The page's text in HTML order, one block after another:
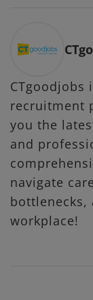
CTgoodjobs
recruitment
you the
and
navigate
bottlenecks,
workplace!